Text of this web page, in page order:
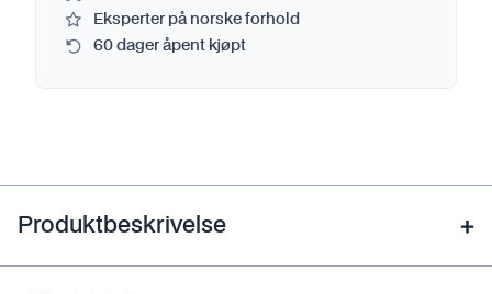
Eksperter på norske forhold
60 dager åpent kjøpt
Produktbeskrivelse